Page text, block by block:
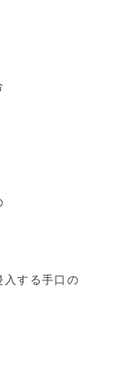
する手口の